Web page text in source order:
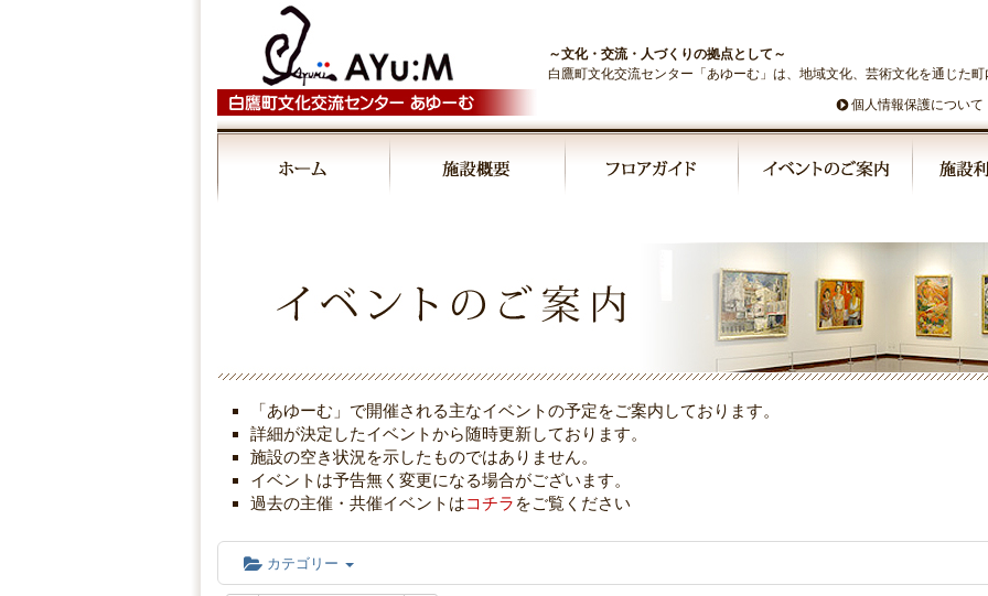
～文化・交流・人づくりの拠点として～
白鷹町文化交流センター「あゆーむ」は、地域文化、芸術文化を通じた
個人情報保護について
「あゆーむ」で開催される主なイベントの予定をご案内しております。
詳細が決定したイベントから随時更新しております。
施設の空き状況を示したものではありません。
イベントは予告無く変更になる場合がございます。
過去の主催・共催イベントはコチラ をご覧ください
カテゴリー
04:00
06:00
■6/6（木）～7/28（日）「み～んな飯鉢王朝が集めたもの展」